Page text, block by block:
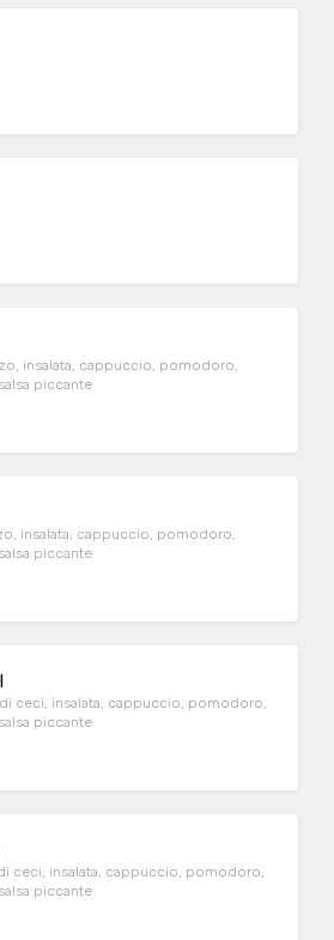
insalata, cappuccio, pomodoro,
piccante
insalata, cappuccio, pomodoro,
piccante
di ceci, insalata, cappuccio, pomodoro,
piccante
ceci, insalata, cappuccio, pomodoro,
piccante